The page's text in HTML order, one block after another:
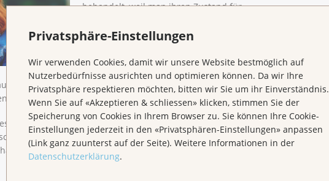
Privatsphäre-Einstellungen
Wir verwenden Cookies, damit wir unsere Website bestmöglich auf
Nutzerbedürfnisse ausrichten und optimieren können. Da wir Ihre
Privatsphäre respektieren möchten, bitten wir Sie um ihr Einverständnis.
Wenn Sie auf «Akzeptieren & schliessen» klicken, stimmen Sie der
Speicherung von Cookies in Ihrem Browser zu. Sie können Ihre Cookie-
Einstellungen jederzeit in den «Privatsphären-Einstellungen» anpassen
(Link ganz zuunterst auf der Seite). Weitere Informationen in der
Datenschutzerklärung.
behandelt, weil man ihren Zustand für
Diagnose zeigte sich der wahre Grund.
2016 folgte eine Bestrahlung, da der Tumor
nicht vollständig entfernt werden konnte.
notfallmässig ins Spital – über 40° Fieber, starke Kopf-
Erst viele Medikamente konnten die Schmerzen lindern.
lebt Claudia mit vielen Folgen: Kopfschmerzen,
Auge, Müdigkeit, keine gute Konzentration und eine
Lärm und grosse Menschenmengen überfordern sie,